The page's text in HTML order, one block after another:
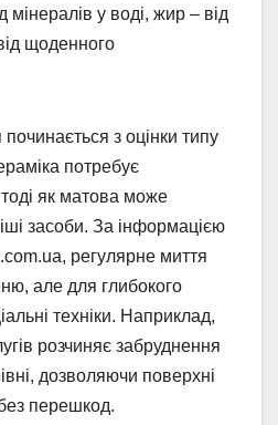
мінералів у воді, жир – від
щоденного
з оцінки типу
потребує
тоді як матова може
засоби. За інформацією
регулярне миття
але для глибокого
техніки. Наприклад,
розчиняє забруднення
дозволяючи поверхні
перешкод.